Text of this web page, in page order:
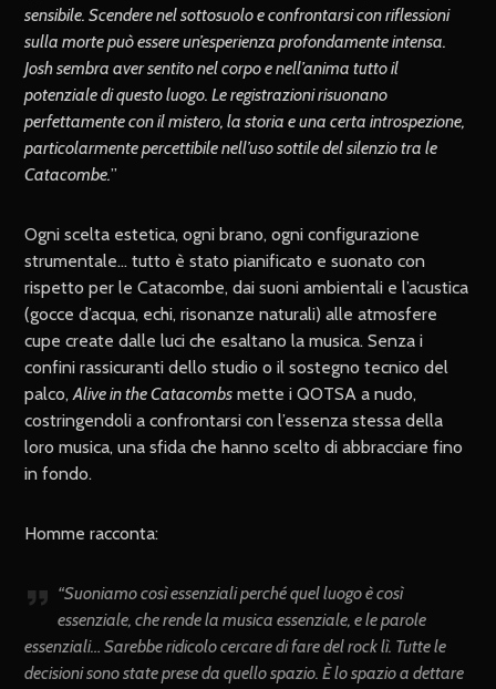
sensibile. Scendere nel sottosuolo e confrontarsi con riflessioni
sulla morte può essere un’esperienza profondamente intensa.
Josh sembra aver sentito nel corpo e nell’anima tutto il
potenziale di questo luogo. Le registrazioni risuonano
perfettamente con il mistero, la storia e una certa introspezione,
particolarmente percettibile nell’uso sottile del silenzio tra le
Catacombe.”
Ogni scelta estetica, ogni brano, ogni configurazione
strumentale… tutto è stato pianificato e suonato con
rispetto per le Catacombe, dai suoni ambientali e l’acustica
(gocce d’acqua, echi, risonanze naturali) alle atmosfere
cupe create dalle luci che esaltano la musica. Senza i
confini rassicuranti dello studio o il sostegno tecnico del
palco,Alive in the Catacombs mette i QOTSA a nudo,
costringendoli a confrontarsi con l’essenza stessa della
loro musica, una sfida che hanno scelto di abbracciare fino
in fondo.
Homme racconta:
“Suoniamo così essenziali perché quel luogo è così
essenziale, che rende la musica essenziale, e le parole
essenziali… Sarebbe ridicolo cercare di fare del rock lì. Tutte le
decisioni sono state prese da quello spazio. È lo spazio a dettare